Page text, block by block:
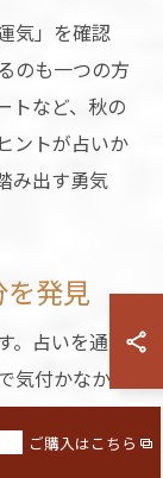
気」を確認
のも一つの方
トなど、秋の
ントが占いか
み出す勇気
発見
。占いを通じ
付かなかっ
きます。自然
いやすくなり
ご購入はこちら